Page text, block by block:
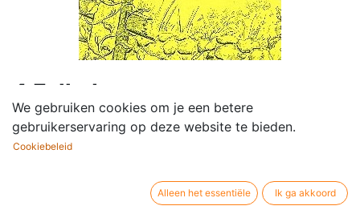
4 Folk duets
Componist /
auteur:
Longmire John
Muziekpartituur
We gebruiken cookies om je een betere
gebruikerservaring op deze website te bieden.
Cookiebeleid
Alleen het essentiële Ik ga akkoord